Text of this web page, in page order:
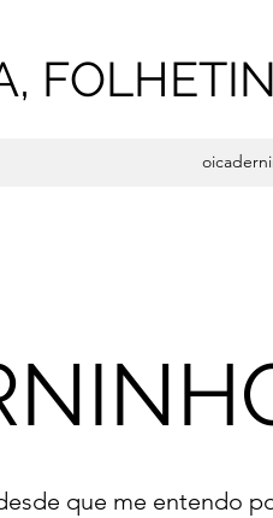
que me entendo